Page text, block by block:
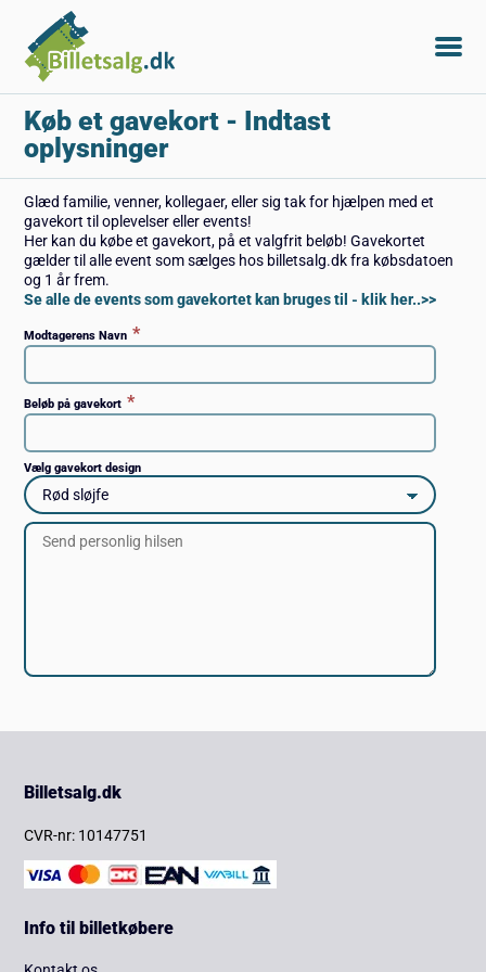
Køb et gavekort - Indtast
oplysninger
Glæd familie, venner, kollegaer, eller sig tak for hjælpen med et
gavekort til oplevelser eller events!
Her kan du købe et gavekort, på et valgfrit beløb! Gavekortet
gælder til alle event som sælges hos billetsalg.dk fra købsdatoen
og 1 år frem.
Se alle de events som gavekortet kan bruges til - klik her..>>
Modtagerens Navn *
Beløb på gavekort *
Vælg gavekort design
Billetsalg.dk
CVR-nr: 10147751
Info til billetkøbere